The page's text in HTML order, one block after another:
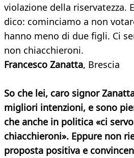
violazione della riservatezza.
dico: cominciamo a non
hanno meno di due figli. Ci
non chiacchieroni.
Francesco Zanatta, Brescia
So che lei, caro signor
migliori intenzioni, e sono
che anche in politica «ci
chiacchieroni». Eppure non
proposta positiva e